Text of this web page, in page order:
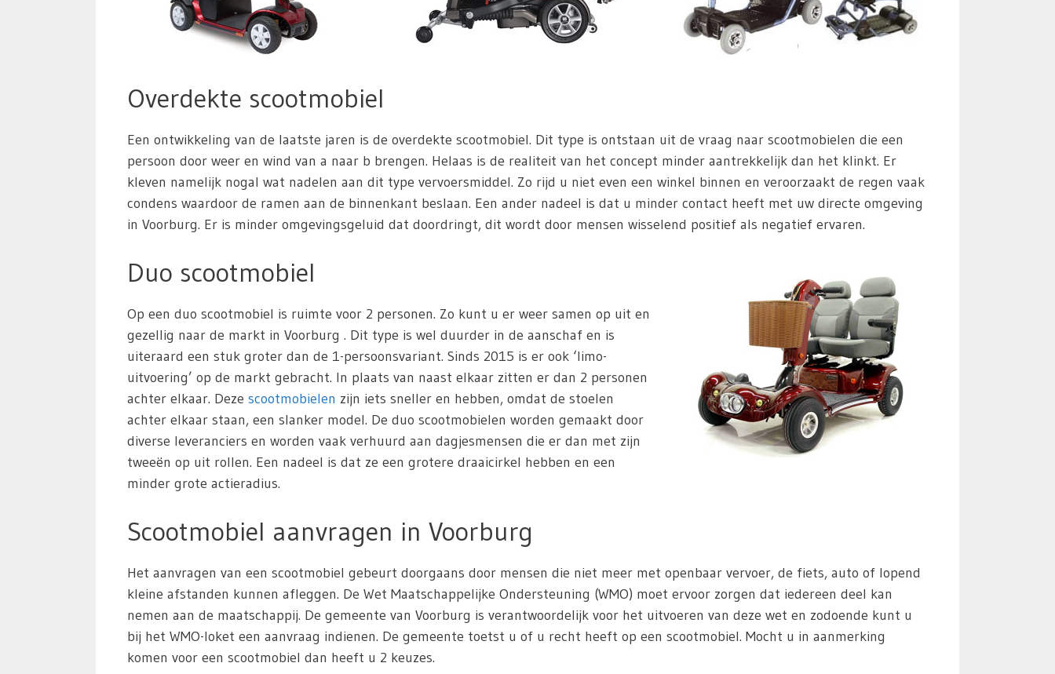
Overdekte scootmobiel
Een ontwikkeling van de laatste jaren is de overdekte scootmobiel. Dit type is ontstaan uit de vraag naar scootmobielen die een
persoon door weer en wind van a naar b brengen. Helaas is de realiteit van het concept minder aantrekkelijk dan het klinkt. Er
kleven namelijk nogal wat nadelen aan dit type vervoersmiddel. Zo rijd u niet even een winkel binnen en veroorzaakt de regen vaak
condens waardoor de ramen aan de binnenkant beslaan. Een ander nadeel is dat u minder contact heeft met uw directe omgeving
in Voorburg. Er is minder omgevingsgeluid dat doordringt, dit wordt door mensen wisselend positief als negatief ervaren.
Duo scootmobiel
Op een duo scootmobiel is ruimte voor 2 personen. Zo kunt u er weer samen op uit en
gezellig naar de markt in Voorburg . Dit type is wel duurder in de aanschaf en is
uiteraard een stuk groter dan de 1-persoonsvariant. Sinds 2015 is er ook ‘limo-
uitvoering’ op de markt gebracht. In plaats van naast elkaar zitten er dan 2 personen
achter elkaar. Deze scootmobielen zijn iets sneller en hebben, omdat de stoelen
achter elkaar staan, een slanker model. De duo scootmobielen worden gemaakt door
diverse leveranciers en worden vaak verhuurd aan dagjesmensen die er dan met zijn
tweeën op uit rollen. Een nadeel is dat ze een grotere draaicirkel hebben en een
minder grote actieradius.
Scootmobiel aanvragen in Voorburg
Het aanvragen van een scootmobiel gebeurt doorgaans door mensen die niet meer met openbaar vervoer, de fiets, auto of lopend
kleine afstanden kunnen afleggen. De Wet Maatschappelijke Ondersteuning (WMO) moet ervoor zorgen dat iedereen deel kan
nemen aan de maatschappij. De gemeente van Voorburg is verantwoordelijk voor het uitvoeren van deze wet en zodoende kunt u
bij het WMO-loket een aanvraag indienen. De gemeente toetst u of u recht heeft op een scootmobiel. Mocht u in aanmerking
komen voor een scootmobiel dan heeft u 2 keuzes.